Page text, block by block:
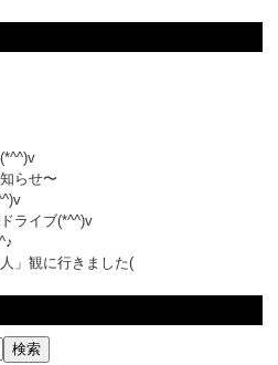
らせ〜
ライブ(*^^)v
」観に行きました(